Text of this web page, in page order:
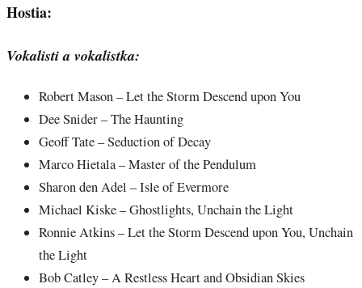
Hostia:
Vokalisti a vokalistka:
Robert Mason – Let the Storm Descend upon You
Dee Snider – The Haunting
Geoff Tate – Seduction of Decay
Marco Hietala – Master of the Pendulum
Sharon den Adel – Isle of Evermore
Michael Kiske – Ghostlights, Unchain the Light
Ronnie Atkins – Let the Storm Descend upon You, Unchain
the Light
Bob Catley – A Restless Heart and Obsidian Skies